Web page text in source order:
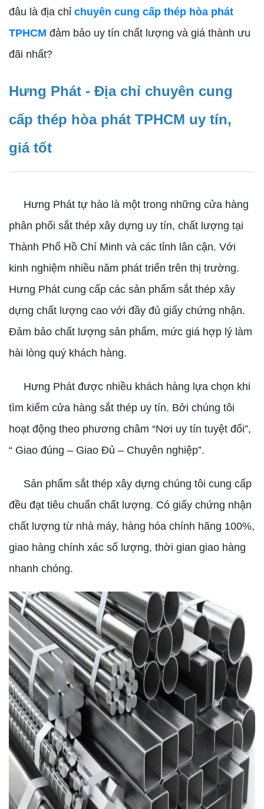
đâu là địa chỉ chuyên cung cấp thép hòa phát
TPHCM đảm bảo uy tín chất lượng và giá thành ưu
đãi nhất?
Hưng Phát - Địa chỉ chuyên cung
cấp thép hòa phát TPHCM uy tín,
giá tốt
Hưng Phát tự hào là một trong những cửa hàng
phân phối sắt thép xây dựng uy tín, chất lượng tại
Thành Phố Hồ Chí Minh và các tỉnh lân cận. Với
kinh nghiệm nhiều năm phát triển trên thị trường.
Hưng Phát cung cấp các sản phẩm sắt thép xây
dựng chất lượng cao với đầy đủ giấy chứng nhận.
Đảm bảo chất lượng sản phẩm, mức giá hợp lý làm
hài lòng quý khách hàng.
Hưng Phát được nhiều khách hàng lựa chọn khi
tìm kiếm cửa hàng sắt thép uy tín. Bởi chúng tôi
hoạt động theo phương châm “Nơi uy tín tuyệt đối”,
“ Giao đúng – Giao Đủ – Chuyên nghiệp”.
Sản phẩm sắt thép xây dựng chúng tôi cung cấp
đều đạt tiêu chuẩn chất lượng. Có giấy chứng nhận
chất lượng từ nhà máy, hàng hóa chính hãng 100%,
giao hàng chính xác số lượng, thời gian giao hàng
nhanh chóng.